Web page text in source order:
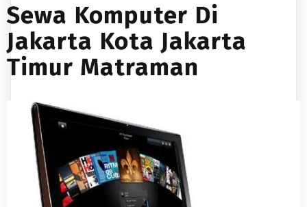
Sewa Komputer Di
Jakarta Kota Jakarta
Timur Matraman